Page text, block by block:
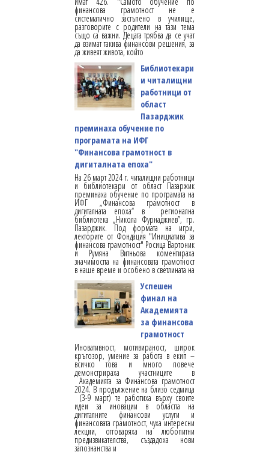
финансова грамотност не е
систематично застъпено в училище,
разговорите с родители на тази тема
също са важни. Децата трябва да се учат
да взимат такива финансови решения, за
да живеят живота, който
Библиотекари
и читалищни
работници от
област
Пазарджик
преминаха обучение по
програмата на ИФГ
"Финансова грамотност в
дигиталната епоха"
На 26 март 2024 г. читалищни работници
и библиотекари от област Пазаржик
преминаха обучение по програмата на
ИФГ „Финансова грамотност в
дигиталната епоха“ в регионална
библиотека „Никола Фурнаджиев”, гр.
Пазарджик. Под формата на игри,
лекторите от Фондация "Инициатива за
финансова грамотност" Росица Вартоник
и Румяна Витньова коментираха
значимостта на финансовата грамотност
в наше време и особено в светлината на
Успешен
финал на
Академията
за финансова
грамотност
Иновативност, мотивираност, широк
кръгозор, умение за работа в екип –
всичко това и много повече
демонстрираха участниците в
Академията за Финансова грамотност
2024. В продължение на близо седмица
(3-9 март) те работиха върху своите
идеи за иновации в областта на
дигиталните финансови услуги и
финансовата грамотност, чуха интересни
лекции, отговаряха на любопитни
предизвикателства, създадоха нови
запознанства и